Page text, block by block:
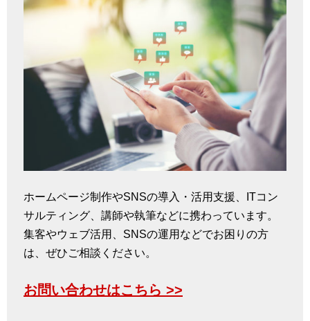
ホームページ制作やSNSの導入・活用支援、ITコン
サルティング、講師や執筆などに携わっています。
集客やウェブ活用、SNSの運用などでお困りの方
は、ぜひご相談ください。
お問い合わせはこちら >>